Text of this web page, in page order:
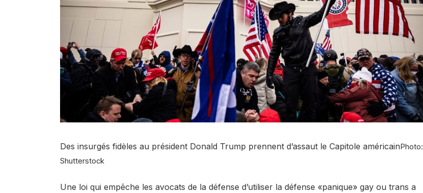
Des insurgés fidèles au président Donald Trump prennent d’assaut le Capitole américainPhoto:
Shutterstock
Une loi qui empêche les avocats de la défense d’utiliser la défense «panique» gay ou trans a